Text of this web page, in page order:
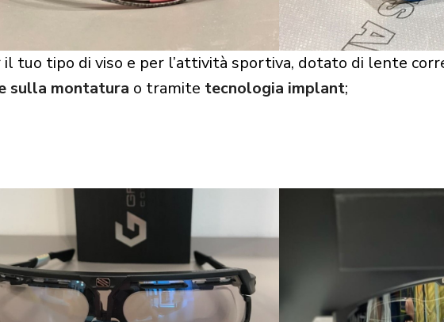
tuo tipo di viso e per l’attività sportiva, dotato di lente
sulla montatura o tramite tecnologia implant;